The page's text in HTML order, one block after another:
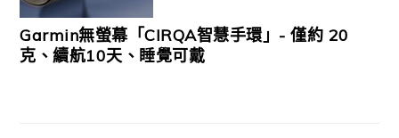
Garmin無螢幕「CIRQA智慧手環」- 僅約 20
克、續航10天、睡覺可戴